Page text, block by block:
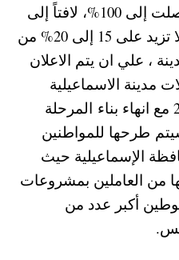
النادى والمنطقة الخدمية وصلت إلى 100%، لافتاً إلى
أن الإنشاءات على مساحة لا تزيد على 15 إلى 20% من
، علي ان يتم الاعلان
الاسماعيلية
الجديدة 2016 نهاية عام 2016 مع انهاء بناء المرحلة
طرحها للمواطنين
الإسماعيلية حيث
من العاملين بمشروعات
أكبر عدد من